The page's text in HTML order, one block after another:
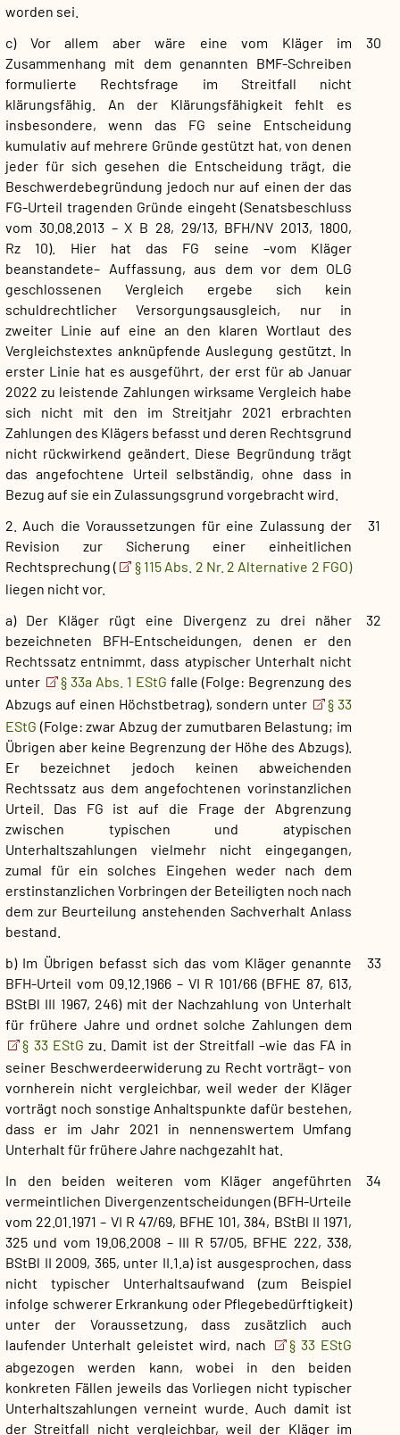
worden sei.
30
c) Vor allem aber wäre eine vom Kläger im
Zusammenhang mit dem genannten BMF-Schreiben
formulierte Rechtsfrage im Streitfall nicht
klärungsfähig. An der Klärungsfähigkeit fehlt es
insbesondere, wenn das FG seine Entscheidung
kumulativ auf mehrere Gründe gestützt hat, von denen
jeder für sich gesehen die Entscheidung trägt, die
Beschwerdebegründung jedoch nur auf einen der das
FG-Urteil tragenden Gründe eingeht (Senatsbeschluss
vom 30.08.2013 – X B 28, 29/13, BFH/NV 2013, 1800,
Rz 10). Hier hat das FG seine –vom Kläger
beanstandete– Auffassung, aus dem vor dem OLG
geschlossenen Vergleich ergebe sich kein
schuldrechtlicher Versorgungsausgleich, nur in
zweiter Linie auf eine an den klaren Wortlaut des
Vergleichstextes anknüpfende Auslegung gestützt. In
erster Linie hat es ausgeführt, der erst für ab Januar
2022 zu leistende Zahlungen wirksame Vergleich habe
sich nicht mit den im Streitjahr 2021 erbrachten
Zahlungen des Klägers befasst und deren Rechtsgrund
nicht rückwirkend geändert. Diese Begründung trägt
das angefochtene Urteil selbständig, ohne dass in
Bezug auf sie ein Zulassungsgrund vorgebracht wird.
31
2. Auch die Voraussetzungen für eine Zulassung der
Revision zur Sicherung einer einheitlichen
Rechtsprechung (
§ 115 Abs. 2 Nr. 2 Alternative 2 FGO)
liegen nicht vor.
32
a) Der Kläger rügt eine Divergenz zu drei näher
bezeichneten BFH-Entscheidungen, denen er den
Rechtssatz entnimmt, dass atypischer Unterhalt nicht
unter
§ 33a Abs. 1 EStGfalle (Folge: Begrenzung des
Abzugs auf einen Höchstbetrag), sondern unter
§ 33
EStG (Folge: zwar Abzug der zumutbaren Belastung; im
Übrigen aber keine Begrenzung der Höhe des Abzugs).
Er bezeichnet jedoch keinen abweichenden
Rechtssatz aus dem angefochtenen vorinstanzlichen
Urteil. Das FG ist auf die Frage der Abgrenzung
zwischen typischen und atypischen
Unterhaltszahlungen vielmehr nicht eingegangen,
zumal für ein solches Eingehen weder nach dem
erstinstanzlichen Vorbringen der Beteiligten noch nach
dem zur Beurteilung anstehenden Sachverhalt Anlass
bestand.
33
b) Im Übrigen befasst sich das vom Kläger genannte
BFH-Urteil vom 09.12.1966 – VI R 101/66 (BFHE 87, 613,
BStBl III 1967, 246) mit der Nachzahlung von Unterhalt
für frühere Jahre und ordnet solche Zahlungen dem
§ 33 EStGzu. Damit ist der Streitfall –wie das FA in
seiner Beschwerdeerwiderung zu Recht vorträgt– von
vornherein nicht vergleichbar, weil weder der Kläger
vorträgt noch sonstige Anhaltspunkte dafür bestehen,
dass er im Jahr 2021 in nennenswertem Umfang
Unterhalt für frühere Jahre nachgezahlt hat.
34
In den beiden weiteren vom Kläger angeführten
vermeintlichen Divergenzentscheidungen (BFH-Urteile
vom 22.01.1971 – VI R 47/69, BFHE 101, 384, BStBl II 1971,
325 und vom 19.06.2008 – III R 57/05, BFHE 222, 338,
BStBl II 2009, 365, unter II.1.a) ist ausgesprochen, dass
nicht typischer Unterhaltsaufwand (zum Beispiel
infolge schwerer Erkrankung oder Pflegebedürftigkeit)
unter der Voraussetzung, dass zusätzlich auch
laufender Unterhalt geleistet wird, nach
§ 33 EStG
abgezogen werden kann, wobei in den beiden
konkreten Fällen jeweils das Vorliegen nicht typischer
Unterhaltszahlungen verneint wurde. Auch damit ist
der Streitfall nicht vergleichbar, weil der Kläger im